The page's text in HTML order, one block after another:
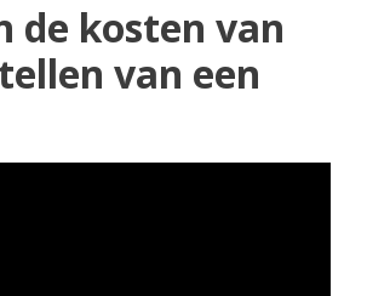
de kosten van
van een